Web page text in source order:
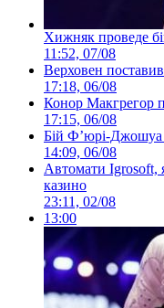
Хижняк проведе
11:52, 07/08
Верховен
17:18, 06/08
Конор Макгрегор
17:15, 06/08
Бій Ф’юрі-Джошуа
14:09, 06/08
Автомати Igrosoft,
казино
23:11, 02/08
13:00